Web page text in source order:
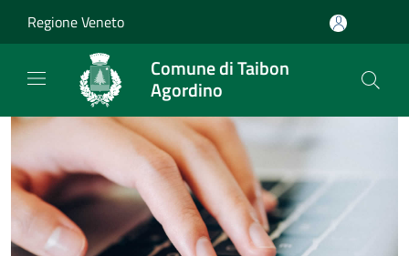
Regione Veneto
Comune di Taibon
Agordino